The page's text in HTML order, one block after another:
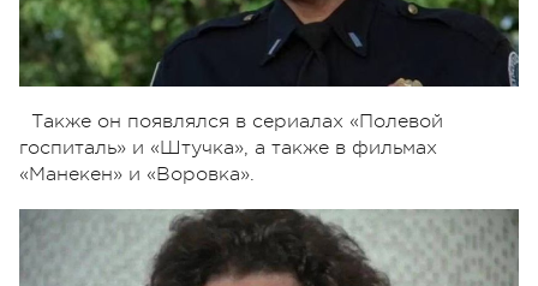
Также он появлялся в сериалах «Полевой
госпиталь» и «Штучка», а также в фильмах
«Манекен» и «Воровка».